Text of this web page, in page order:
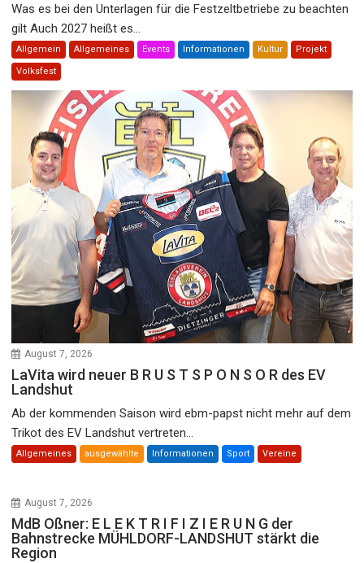
Was es bei den Unterlagen für die Festzeltbetriebe zu beachten
gilt Auch 2027 heißt es...
Allgemein Allgemeines Events Informationen Kultur Projekt
Volksfest
August 7, 2026
LaVita wird neuer B R U S T S P O N S O R des EV
Landshut
Ab der kommenden Saison wird ebm-papst nicht mehr auf dem
Trikot des EV Landshut vertreten...
Allgemeines ausgewählte Informationen Sport Vereine
August 7, 2026
MdB Oßner: E L E K T R I F I Z I E R U N G der
Bahnstrecke MÜHLDORF-LANDSHUT stärkt die
Region